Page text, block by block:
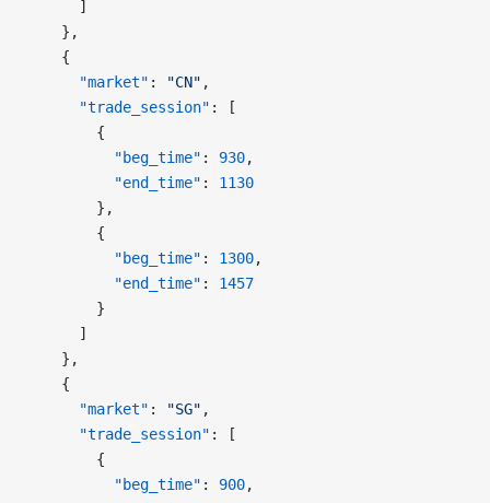
      ]
    },
    {
      "market"
: "CN" ,
      "trade_session"
: [
        {
          "beg_time"
: 930,
          "end_time"
: 1130
        },
        {
          "beg_time"
: 1300,
          "end_time"
: 1457
        }
      ]
    },
    {
      "market"
: "SG" ,
      "trade_session"
: [
        {
          "beg_time"
: 900,